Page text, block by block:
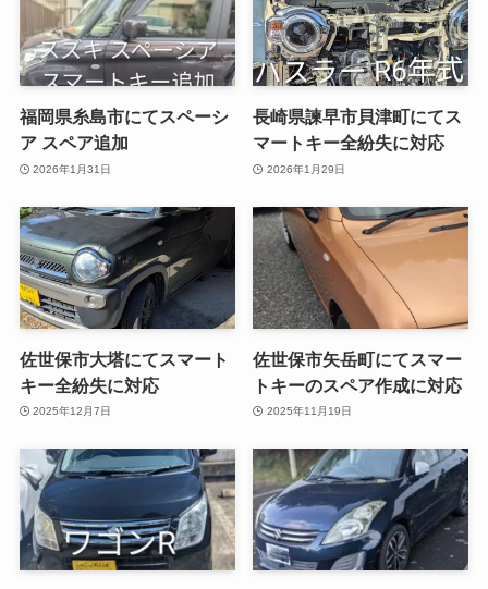
福岡県糸島市にてスペーシ
ア スペア追加
2026年1月31日
長崎県諫早市貝津町にてス
マートキー全紛失に対応
2026年1月29日
佐世保市大塔にてスマート
キー全紛失に対応
2025年12月7日
佐世保市矢岳町にてスマー
トキーのスペア作成に対応
2025年11月19日